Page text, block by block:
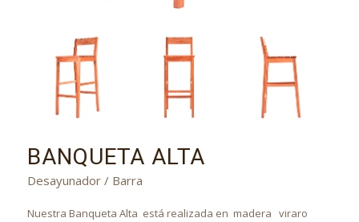
BANQUETA ALTA
Desayunador / Barra
Nuestra Banqueta Alta está realizada en madera viraro